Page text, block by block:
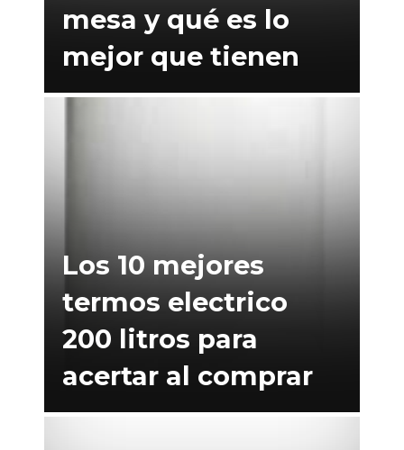
mesa y qué es lo
mejor que tienen
Los 10 mejores
termos electrico
200 litros para
acertar al comprar